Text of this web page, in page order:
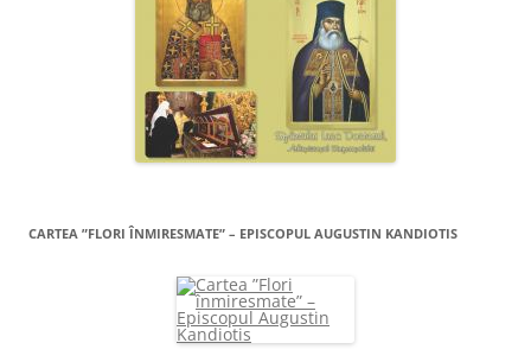
CARTEA ”FLORI ÎNMIRESMATE” – EPISCOPUL AUGUSTIN KANDIOTIS